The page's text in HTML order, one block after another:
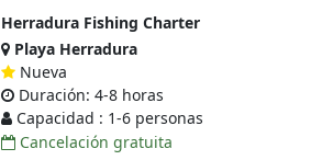
Herradura Fishing Charter
Playa Herradura
Nueva
Duración: 4-8 horas
Capacidad : 1-6 personas
Cancelación gratuita